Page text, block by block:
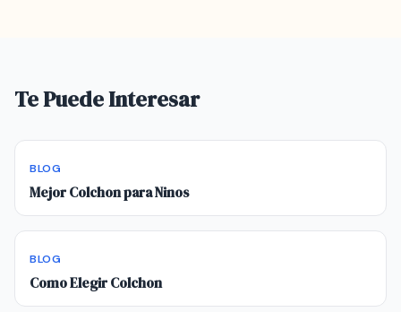
Te Puede Interesar
BLOG
Mejor Colchon para Ninos
BLOG
Como Elegir Colchon